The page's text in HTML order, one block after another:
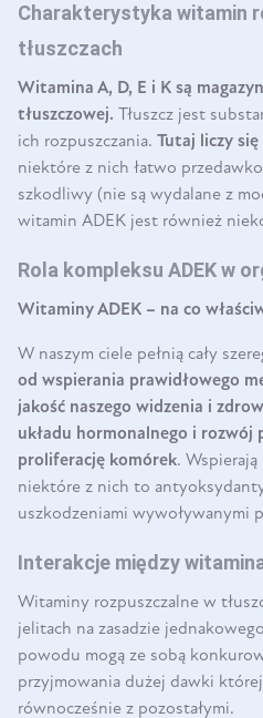
Charakterystyka witamin
tłuszczach
Witamina A, D, E i K są
tłuszczowej. Tłuszcz jest
ich rozpuszczania. Tutaj liczy
niektóre z nich łatwo
szkodliwy (nie są wydalane z
witamin ADEK jest również
Rola kompleksu ADEK w
Witaminy ADEK – na co
W naszym ciele pełnią cały
od wspierania prawidłowego
jakość naszego widzenia i
układu hormonalnego i rozwój
proliferację komórek.
niektóre z nich to
uszkodzeniami wywoływanymi
Interakcje między
Witaminy rozpuszczalne w
jelitach na zasadzie
powodu mogą ze sobą
przyjmowania dużej dawki
równocześnie z pozostałymi.